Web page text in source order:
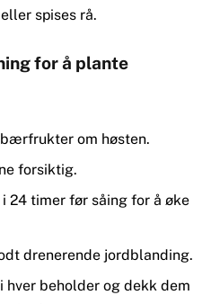
spises rå.
for å plante
om høsten.
forsiktig.
24 timer før såing for å øke
drenerende jordblanding.
hver beholder og dekk dem